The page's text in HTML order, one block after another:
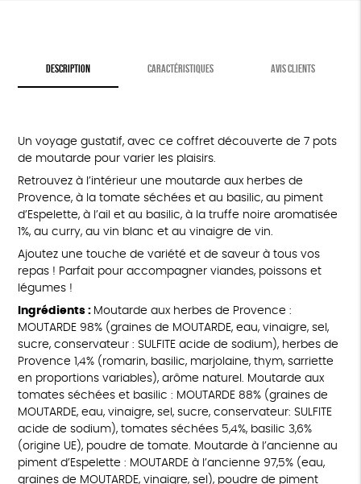
DESCRIPTION CARACTÉRISTIQUES AVIS CLIENTS
Un voyage gustatif, avec ce coffret découverte de 7 pots
de moutarde pour varier les plaisirs.
Retrouvez à l’intérieur une moutarde aux herbes de
Provence, à la tomate séchées et au basilic, au piment
d’Espelette, à l’ail et au basilic, à la truffe noire aromatisée
1%, au curry, au vin blanc et au vinaigre de vin.
Ajoutez une touche de variété et de saveur à tous vos
repas ! Parfait pour accompagner viandes, poissons et
légumes !
Ingrédients : Moutarde aux herbes de Provence :
MOUTARDE 98% (graines de MOUTARDE, eau, vinaigre, sel,
sucre, conservateur : SULFITE acide de sodium), herbes de
Provence 1,4% (romarin, basilic, marjolaine, thym, sarriette
en proportions variables), arôme naturel. Moutarde aux
tomates séchées et basilic : MOUTARDE 88% (graines de
MOUTARDE, eau, vinaigre, sel, sucre, conservateur: SULFITE
acide de sodium), tomates séchées 5,4%, basilic 3,6%
(origine UE), poudre de tomate. Moutarde à l’ancienne au
piment d’Espelette : MOUTARDE à l’ancienne 97,5% (eau,
graines de MOUTARDE, vinaigre, sel), poudre de piment